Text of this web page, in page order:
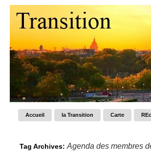
Accueil la Transition Carte
Tag Archives: Agenda des membres